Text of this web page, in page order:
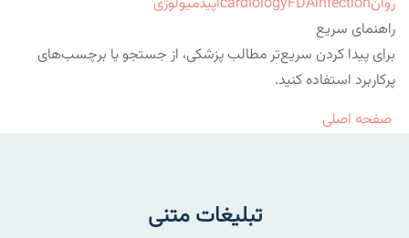
راهنمای سریع
برای پیدا کردن سریع‌تر مطالب پزشکی، از جستجو یا برچسب‌های
پرکاربرد استفاده کنید.
صفحه اصلی
تبلیغات متنی